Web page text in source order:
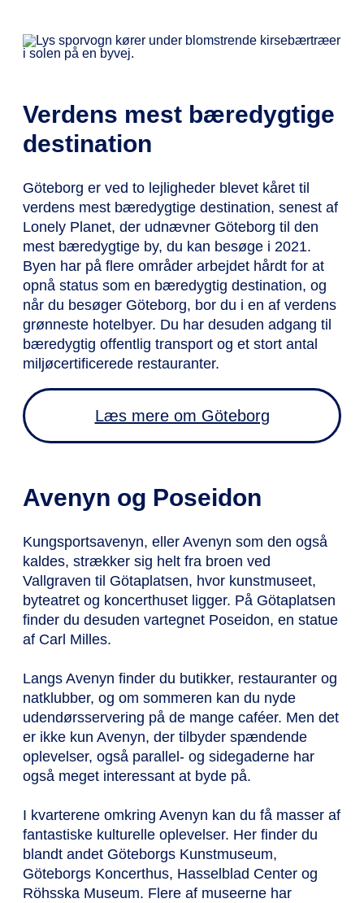
Verdens mest bæredygtige
destination
Göteborg er ved to lejligheder blevet kåret til
verdens mest bæredygtige destination, senest af
Lonely Planet, der udnævner Göteborg til den
mest bæredygtige by, du kan besøge i 2021.
Byen har på flere områder arbejdet hårdt for at
opnå status som en bæredygtig destination, og
når du besøger Göteborg, bor du i en af ​​verdens
grønneste hotelbyer. Du har desuden adgang til
bæredygtig offentlig transport og et stort antal
miljøcertificerede restauranter.
Læs mere om Göteborg
Avenyn og Poseidon
Kungsportsavenyn, eller Avenyn som den også
kaldes, strækker sig helt fra broen ved
Vallgraven til Götaplatsen, hvor kunstmuseet,
byteatret og koncerthuset ligger. På Götaplatsen
finder du desuden vartegnet Poseidon, en statue
af Carl Milles.
Langs Avenyn finder du butikker, restauranter og
natklubber, og om sommeren kan du nyde
udendørsservering på de mange caféer. Men det
er ikke kun Avenyn, der tilbyder spændende
oplevelser, også parallel- og sidegaderne har
også meget interessant at byde på.
I kvarterene omkring Avenyn kan du få masser af
fantastiske kulturelle oplevelser. Her finder du
blandt andet Göteborgs Kunstmuseum,
Göteborgs Koncerthus, Hasselblad Center og
Röhsska Museum. Flere af museerne har